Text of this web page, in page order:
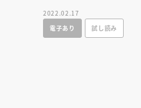
定する新シリーズ
2022.02.17
電子あり
試し読み